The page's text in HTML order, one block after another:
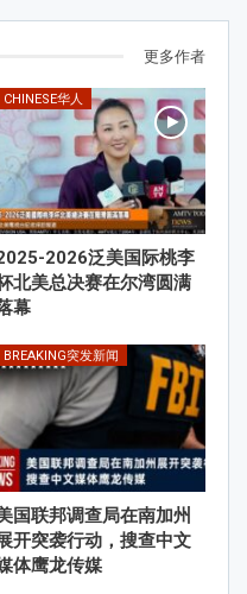
更多作者
CHINESE华人
2026泛美国际桃李
北美总决赛在尔湾圆满
幕
BREAKING突发新闻
国联邦调查局在南加州
开突袭行动，搜查中文
体鹰龙传媒